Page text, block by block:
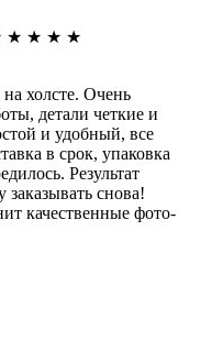
★ ★ ★ ★
на холсте. Очень
детали четкие и
и удобный, все
в срок, упаковка
Результат
снова!
качественные фото-